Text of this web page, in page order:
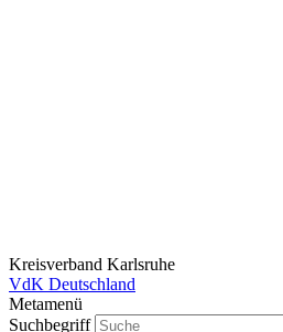
Kreisverband Karlsruhe
VdK Deutschland
Metamenü
Suchbegriff